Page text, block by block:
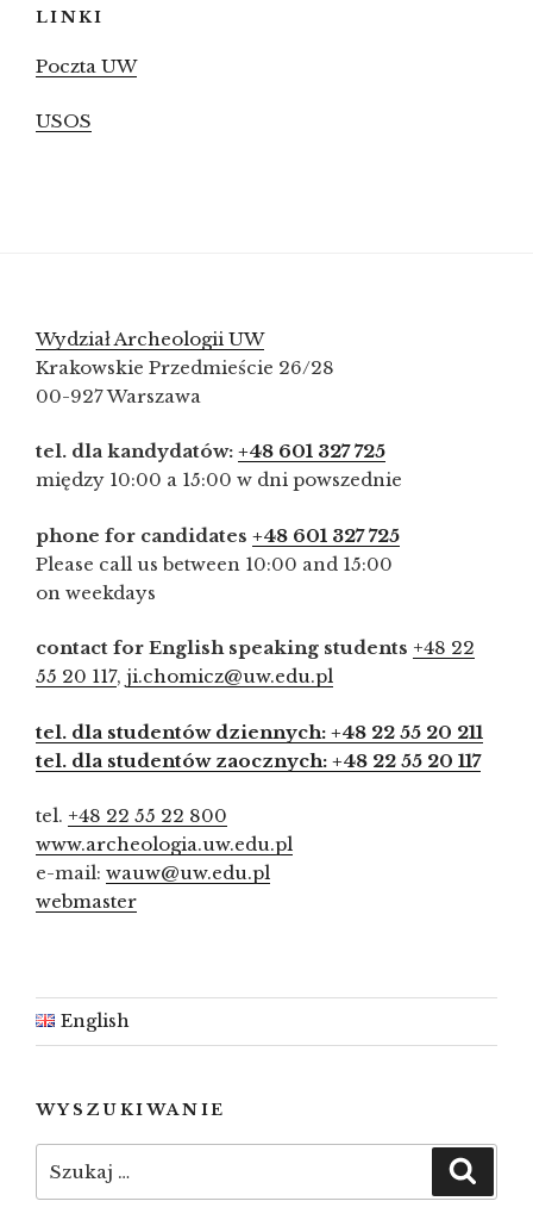
LINKI
Poczta UW
USOS
Wydział Archeologii UW
Krakowskie Przedmieście 26/28
00-927 Warszawa
tel. dla kandydatów: +48 601 327 725
między 10:00 a 15:00 w dni powszednie
phone for candidates +48 601 327 725
Please call us between 10:00 and 15:00
on weekdays
contact for English speaking students +48 22
55 20 117, ji.chomicz@uw.edu.pl
tel. dla studentów dziennych: +48 22 55 20 211
tel. dla studentów zaocznych: +48 22 55 20 117
tel. +48 22 55 22 800
www.archeologia.uw.edu.pl
e-mail: wauw@uw.edu.pl
webmaster
English
WYSZUKIWANIE